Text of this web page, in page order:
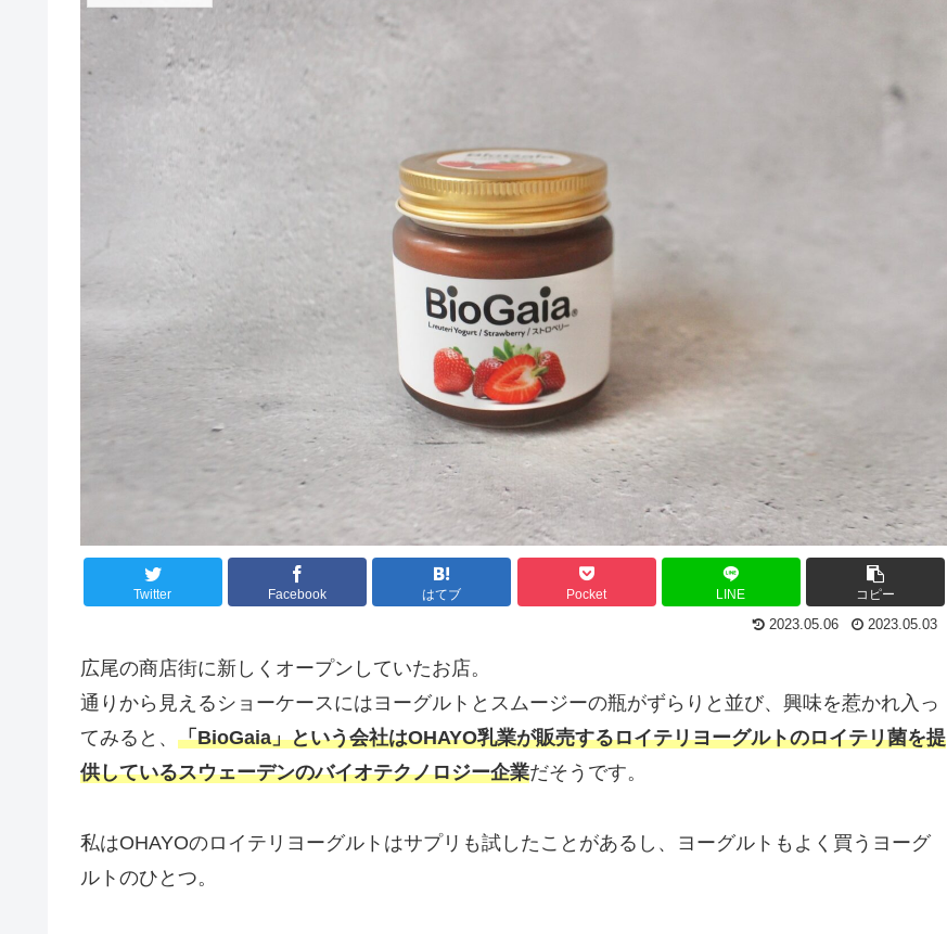
Twitter Facebook はてブ Pocket LINE コピー
2023.05.06 2023.05.03
広尾の商店街に新しくオープンしていたお店。
通りから見えるショーケースにはヨーグルトとスムージーの瓶がずらりと並び、興味を惹かれ入っ
てみると、 「BioGaia」という会社はOHAYO乳業が販売するロイテリヨーグルトのロイテリ菌を提
供しているスウェーデンのバイオテクノロジー企業だそうです。
私はOHAYOのロイテリヨーグルトはサプリも試したことがあるし、ヨーグルトもよく買うヨーグ
ルトのひとつ。